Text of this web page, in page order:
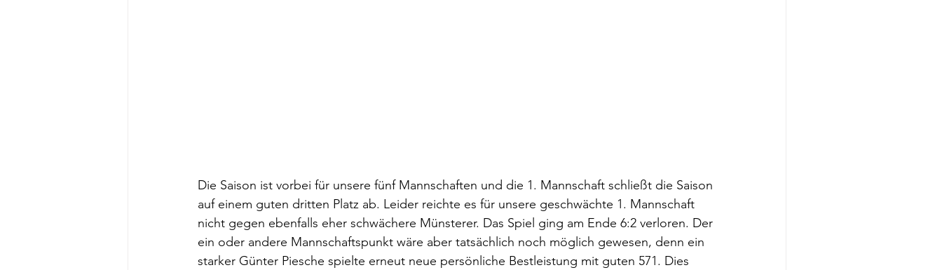
Die Saison ist vorbei für unsere fünf Mannschaften und die 1. Mannschaft schließt die Saison
auf einem guten dritten Platz ab. Leider reichte es für unsere geschwächte 1. Mannschaft
nicht gegen ebenfalls eher schwächere Münsterer. Das Spiel ging am Ende 6:2 verloren. Der
ein oder andere Mannschaftspunkt wäre aber tatsächlich noch möglich gewesen, denn ein
starker Günter Piesche spielte erneut neue persönliche Bestleistung mit guten 571. Dies